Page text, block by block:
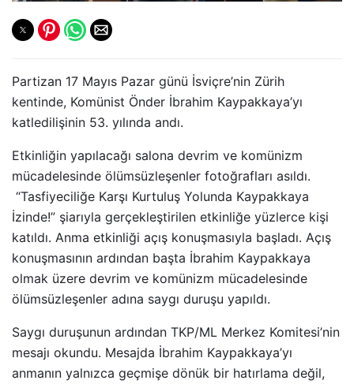
Partizan 17 Mayıs Pazar günü İsviçre’nin Zürih
kentinde, Komünist Önder İbrahim Kaypakkaya’yı
katledilişinin 53. yılında andı.
Etkinliğin yapılacağı salona devrim ve komünizm
mücadelesinde ölümsüzleşenler fotoğrafları asıldı.
“Tasfiyeciliğe Karşı Kurtuluş Yolunda Kaypakkaya
İzinde!” şiarıyla gerçekleştirilen etkinliğe yüzlerce kişi
katıldı. Anma etkinliği açış konuşmasıyla başladı. Açış
konuşmasının ardından başta İbrahim Kaypakkaya
olmak üzere devrim ve komünizm mücadelesinde
ölümsüzleşenler adına saygı duruşu yapıldı.
Saygı duruşunun ardından TKP/ML Merkez Komitesi’nin
mesajı okundu. Mesajda İbrahim Kaypakkaya’yı
anmanın yalnızca geçmişe dönük bir hatırlama değil,